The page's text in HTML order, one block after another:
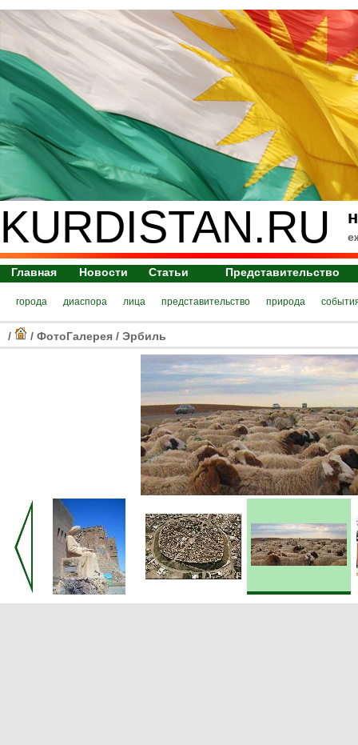
KURDISTAN.RU
Главная Новости Статьи Представительство
города диаспора лица представительство природа
/ / ФотоГалерея / Эрбиль